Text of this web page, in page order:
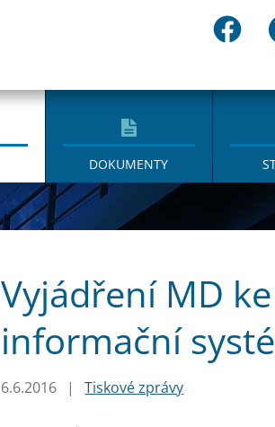
DOKUMENTY
Vyjádření MD
informační
6.6.2016 | Tiskové zprávy